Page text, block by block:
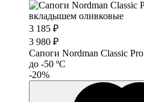
3 185 ₽
3 980 ₽
Сапоги Nordman Classic Pro
до -50 ºС
-20%